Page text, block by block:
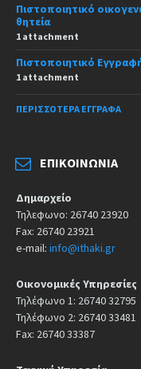
Πιστοποιητικό
θητεία
1 attachment
Πιστοποιητικό
1 attachment
ΠΕΡΙΣΣΌΤΕΡΑ ΈΓΓΡΑΦΑ
ΕΠΙΚΟΙΝΩΝΊΑ
Δημαρχείο
Τηλεφωνο: 26740 23920
Fax: 26740 23921
e-mail: info@ithaki.gr
Οικονομικές Υπηρεσίες
Τηλέφωνο 1: 26740 32795
Τηλέφωνο 2: 26740 33481
Fax: 26740 33387